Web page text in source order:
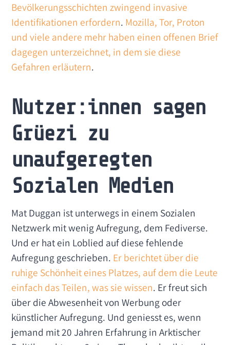
Bevölkerungsschichten zwingend invasive
Identifikationen erfordern. Mozilla, Tor, Proton
und viele andere mehr haben einen offenen Brief
dagegen unterzeichnet, in dem sie diese
Gefahren erläutern.
Nutzer:innen sagen
Grüezi zu
unaufgeregten
Sozialen Medien
Mat Duggan ist unterwegs in einem Sozialen
Netzwerk mit wenig Aufregung, dem Fediverse.
Und er hat ein Loblied auf diese fehlende
Aufregung geschrieben. Er berichtet über die
ruhige Schönheit eines Platzes, auf dem die Leute
einfach das Teilen, was sie wissen. Er freut sich
über die Abwesenheit von Werbung oder
künstlicher Aufregung. Und geniesst es, wenn
jemand mit 20 Jahren Erfahrung in Arktischer